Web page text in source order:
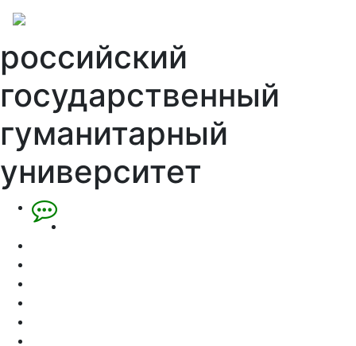
российский
государственный
гуманитарный
университет